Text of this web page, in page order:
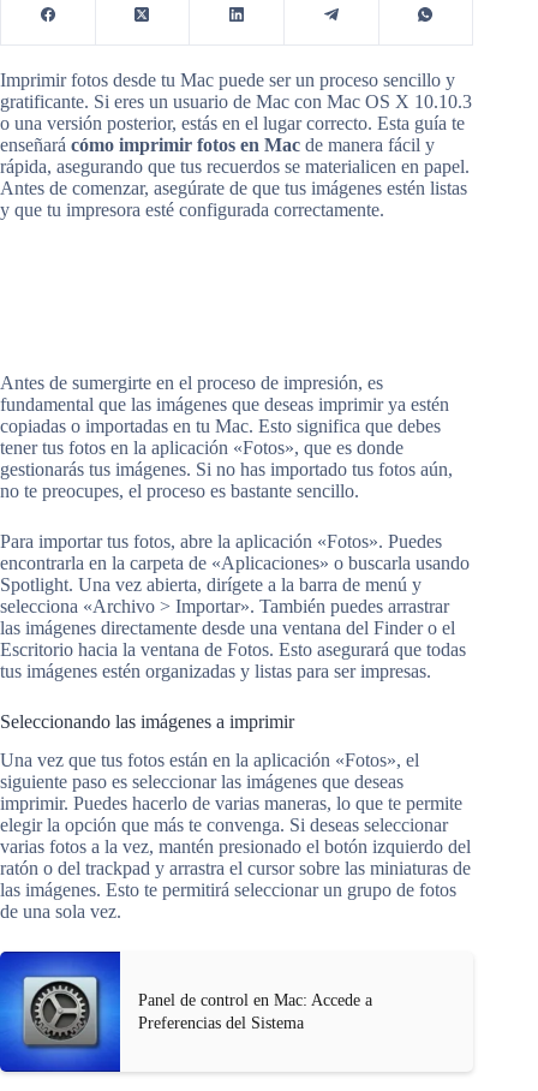
Imprimir fotos desde tu Mac puede ser un proceso sencillo y
gratificante. Si eres un usuario de Mac con Mac OS X 10.10.3
o una versión posterior, estás en el lugar correcto. Esta guía te
enseñará cómo imprimir fotos en Mac de manera fácil y
rápida, asegurando que tus recuerdos se materialicen en papel.
Antes de comenzar, asegúrate de que tus imágenes estén listas
y que tu impresora esté configurada correctamente.
Antes de sumergirte en el proceso de impresión, es
fundamental que las imágenes que deseas imprimir ya estén
copiadas o importadas en tu Mac. Esto significa que debes
tener tus fotos en la aplicación «Fotos», que es donde
gestionarás tus imágenes. Si no has importado tus fotos aún,
no te preocupes, el proceso es bastante sencillo.
Para importar tus fotos, abre la aplicación «Fotos». Puedes
encontrarla en la carpeta de «Aplicaciones» o buscarla usando
Spotlight. Una vez abierta, dirígete a la barra de menú y
selecciona «Archivo > Importar». También puedes arrastrar
las imágenes directamente desde una ventana del Finder o el
Escritorio hacia la ventana de Fotos. Esto asegurará que todas
tus imágenes estén organizadas y listas para ser impresas.
Seleccionando las imágenes a imprimir
Una vez que tus fotos están en la aplicación «Fotos», el
siguiente paso es seleccionar las imágenes que deseas
imprimir. Puedes hacerlo de varias maneras, lo que te permite
elegir la opción que más te convenga. Si deseas seleccionar
varias fotos a la vez, mantén presionado el botón izquierdo del
ratón o del trackpad y arrastra el cursor sobre las miniaturas de
las imágenes. Esto te permitirá seleccionar un grupo de fotos
de una sola vez.
Panel de control en Mac: Accede a
Preferencias del Sistema